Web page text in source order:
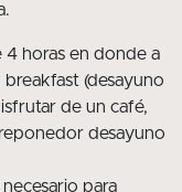
4 horas en donde a
(desayuno
de un café,
desayuno
para